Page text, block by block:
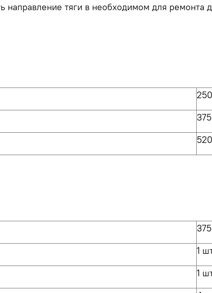
направление тяги в необходимом для ремонта
2
37
520
1
1